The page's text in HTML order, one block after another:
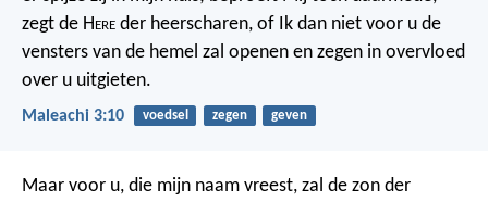
zegt de Here der heerscharen, of Ik dan niet voor u de
vensters van de hemel zal openen en zegen in overvloed
over u uitgieten.
Maleachi 3:10 voedsel zegen geven
Maar voor u, die mijn naam vreest, zal de zon der